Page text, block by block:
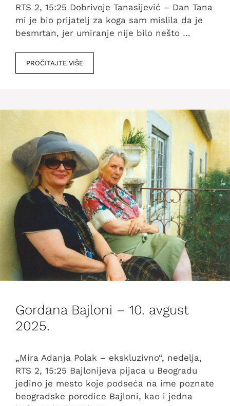
RTS 2, 15:25 Dobrivoje Tanasijević – Dan Tana
mi je bio prijatelj za koga sam mislila da je
besmrtan, jer umiranje nije bilo nešto …
PROČITAJTE VIŠE
Gordana Bajloni – 10. avgust
2025.
„Mira Adanja Polak – ekskluzivno“, nedelja,
RTS 2, 15:25 Bajlonijeva pijaca u Beogradu
jedino je mesto koje podseća na ime poznate
beogradske porodice Bajloni, kao i jedna